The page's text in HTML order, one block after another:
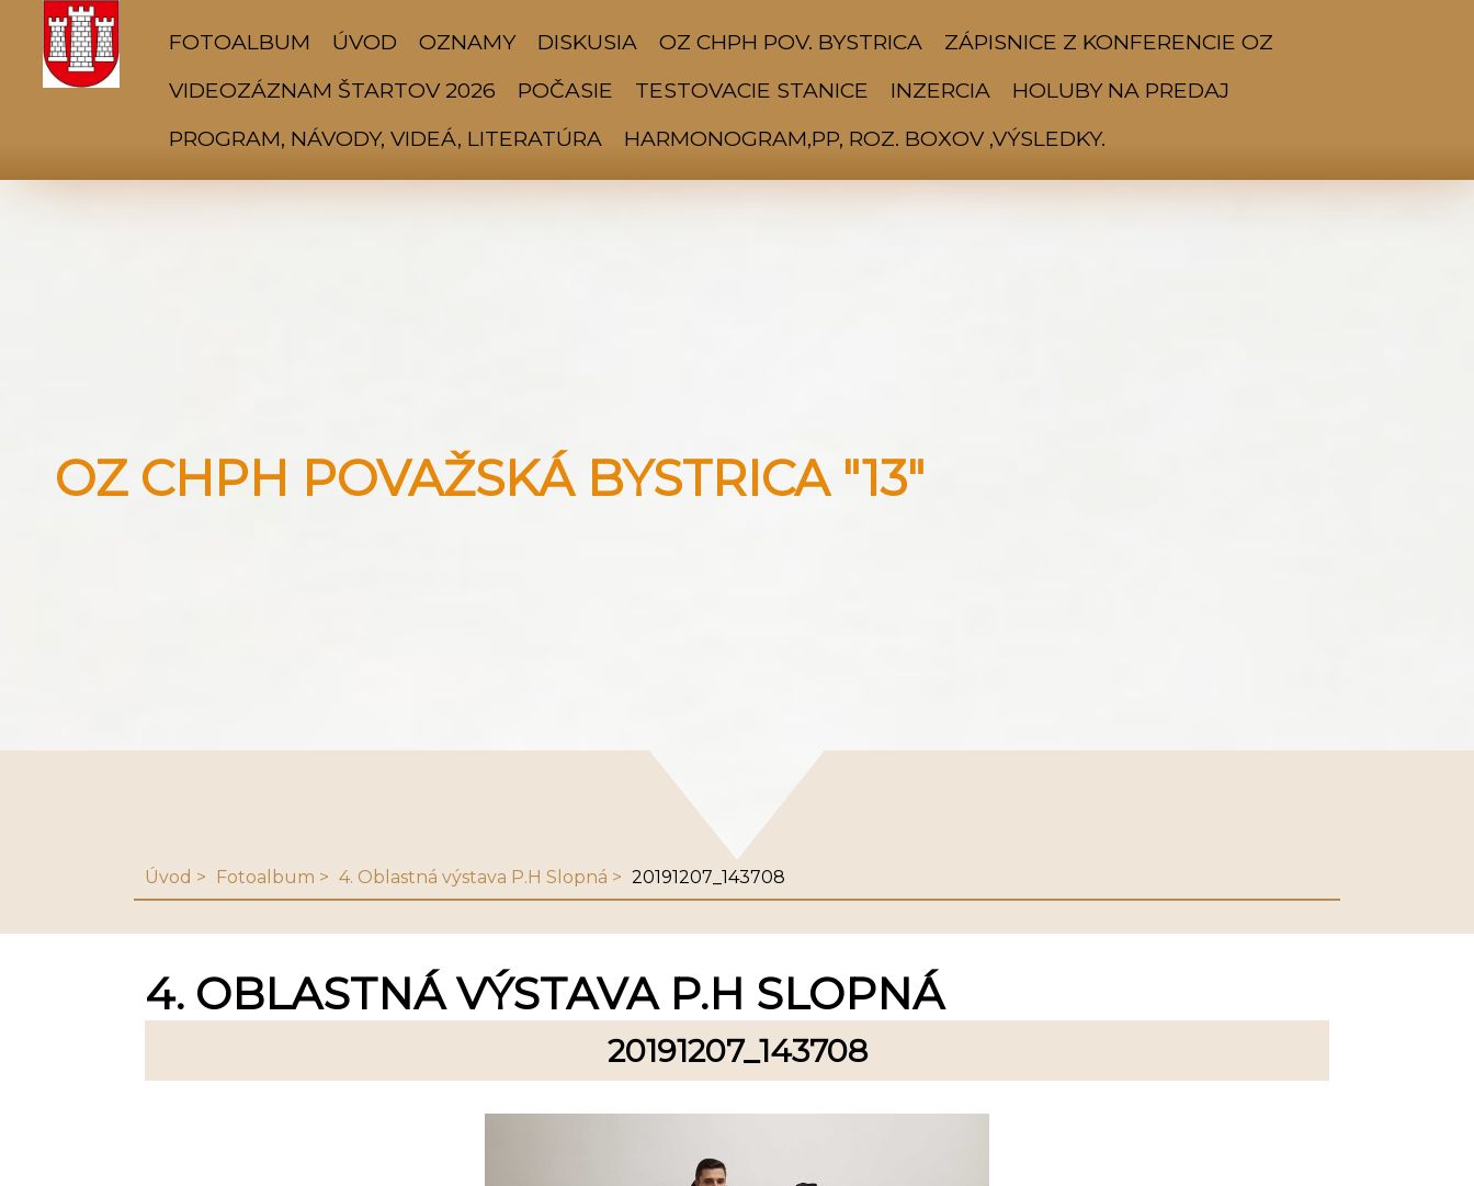
FOTOALBUM ÚVOD OZNAMY DISKUSIA OZ CHPH POV. BYSTRICA
ZÁPISNICE Z KONFERENCIE OZ
VIDEOZÁZNAM ŠTARTOV 2026
POČASIE TESTOVACIE STANICE INZERCIA
HOLUBY NA PREDAJ
PROGRAM, NÁVODY, VIDEÁ, LITERATÚRA
HARMONOGRAM,PP, ROZ. BOXOV ,VÝSLEDKY.
OZ CHPH POVAŽSKÁ BYSTRICA "13"
Úvod Fotoalbum 4. Oblastná výstava P.H Slopná 20191207_143708
4. OBLASTNÁ VÝSTAVA P.H SLOPNÁ
20191207_143708